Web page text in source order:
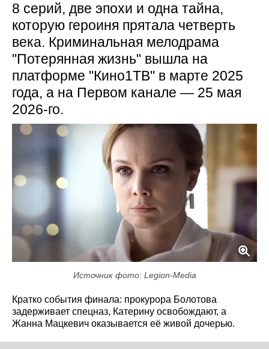
8 серий, две эпохи и одна тайна,
которую героиня прятала четверть
века. Криминальная мелодрама
"Потерянная жизнь" вышла на
платформе "Кино1ТВ" в марте 2025
года, а на Первом канале — 25 мая
2026-го.
Источник фото: Legion-Media
Кратко события финала: прокурора Болотова
задерживает спецназ, Катерину освобождают, а
Жанна Мацкевич оказывается её живой дочерью.